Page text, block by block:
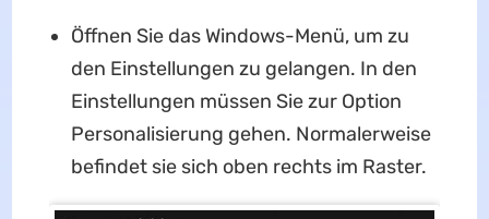
Öffnen Sie das Windows-Menü, um zu
den Einstellungen zu gelangen. In den
Einstellungen müssen Sie zur Option
Personalisierung gehen. Normalerweise
befindet sie sich oben rechts im Raster.